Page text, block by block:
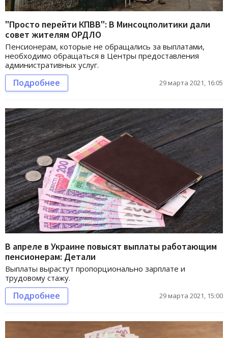
"Просто перейти КПВВ": В Минсоцполитики дали
совет жителям ОРДЛО
Пенсионерам, которые не обращались за выплатами,
необходимо обращаться в Центры предоставления
административных услуг.
Подробнее 29 марта 2021, 16:05
В апреле в Украине повысят выплаты работающим
пенсионерам: Детали
Выплаты вырастут пропорционально зарплате и
трудовому стажу.
Подробнее 29 марта 2021, 15:00